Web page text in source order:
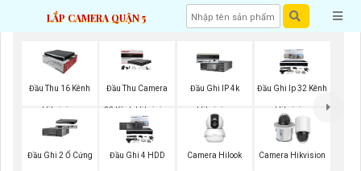
LẮP CAMERA QUẬN 5
Đầu Thu 16 Kênh
Hikvision
Đầu Thu Camera
32 Kênh Hikvision
Đầu Ghi IP 4k
Hikvision
Đầu Ghi Ip 32 Kênh
Hikvision
Đầu Ghi 2 Ổ Cứng Đầu Ghi 4 HDD Camera Hilook Camera Hikvision